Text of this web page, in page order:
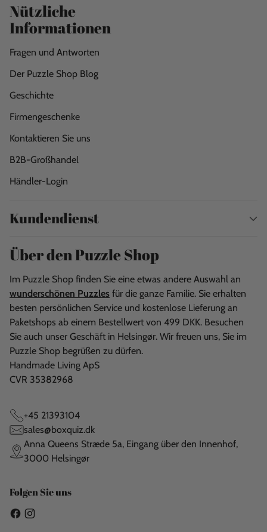
Nützliche
Informationen
Fragen und Antworten
Der Puzzle Shop Blog
Geschichte
Firmengeschenke
Kontaktieren Sie uns
B2B-Großhandel
Händler-Login
Kundendienst
Über den Puzzle Shop
Im Puzzle Shop finden Sie eine etwas andere Auswahl an
wunderschönen Puzzles für die ganze Familie. Sie erhalten
besten persönlichen Service und kostenlose Lieferung an
Paketshops ab einem Bestellwert von 499 DKK. Besuchen
Sie auch unser Geschäft in Helsingør. Wir freuen uns, Sie im
Puzzle Shop begrüßen zu dürfen.
Handmade Living ApS
CVR 35382968
+45 21393104
sales@boxquiz.dk
Anna Queens Stræde 5a, Eingang über den Innenhof,
3000 Helsingør
Folgen Sie uns